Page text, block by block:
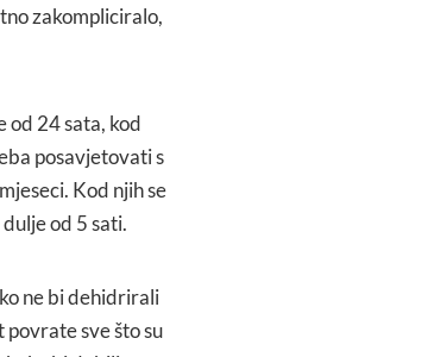
zakompliciralo,
od 24 sata, kod
posavjetovati s
Kod njih se
od 5 sati.
ne bi dehidrirali
sve što su